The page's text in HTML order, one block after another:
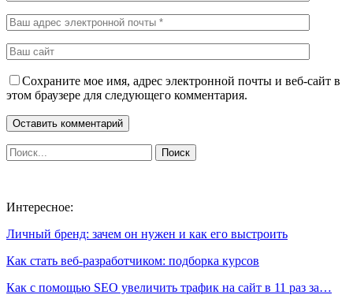
Сохраните мое имя, адрес электронной почты и веб-сайт в
этом браузере для следующего комментария.
Интересное:
Личный бренд: зачем он нужен и как его выстроить
Как стать веб-разработчиком: подборка курсов
Как с помощью SEO увеличить трафик на сайт в 11 раз за…